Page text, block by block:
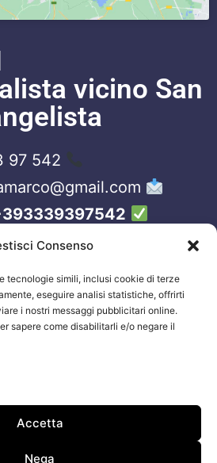
Consenso
tecnologie simili, inclusi cookie di terze
eseguire analisi statistiche, offrirti
i nostri messaggi pubblicitari online.
sapere come disabilitarli e/o negare il
Accetta
Nega
vicino San
97 542
UFFICI
19:00
e online sui nostri social.
anche fuori gli orari
solo su appuntamento.